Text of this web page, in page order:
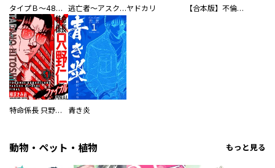
タイプＢ～48時間後、致死率100％～【単話】 逃亡者～アスクレピオスの杖～ヤドカリ 【合本版】不倫処刑
特命係長 只野仁ファイナル 愛蔵版 青き炎
動物・ペット・植物 もっと見る